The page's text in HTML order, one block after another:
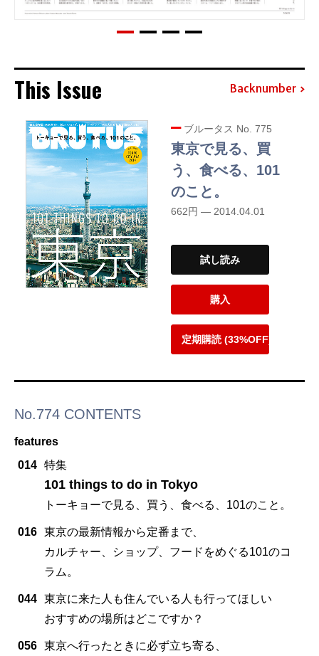
This Issue Backnumber
ブルータス No. 775
東京で見る、買
う、食べる、101
のこと。
662円 — 2014.04.01
試し読み
購入
定期購読 (33%OFF)
No.774 CONTENTS
features
014 特集
101 things to do in Tokyo
トーキョーで見る、買う、食べる、101のこと。
016 東京の最新情報から定番まで、
カルチャー、ショップ、フードをめぐる101のコ
ラム。
044 東京に来た人も住んでいる人も行ってほしい
おすすめの場所はどこですか？
056 東京へ行ったときに必ず立ち寄る、